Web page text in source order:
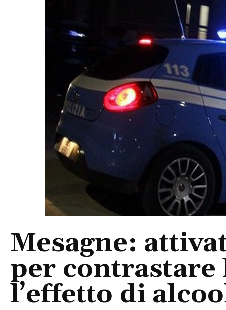
Mesagne:
per contrastare
l’effetto di